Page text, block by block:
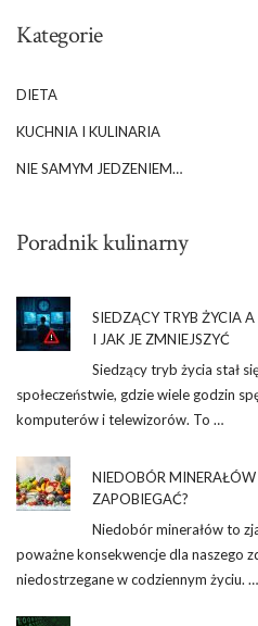
Kategorie
DIETA
KUCHNIA I KULINARIA
NIE SAMYM JEDZENIEM…
Poradnik kulinarny
SIEDZĄCY TRYB ŻYCIA
I JAK JE ZMNIEJSZYĆ
Siedzący tryb życia stał
społeczeństwie, gdzie wiele godzin
komputerów i telewizorów. To …
NIEDOBÓR
ZAPOBIEGAĆ?
Niedobór minerałów to
poważne konsekwencje dla naszego
niedostrzegane w codziennym życiu. …